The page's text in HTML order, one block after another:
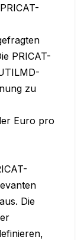
PRICAT-
zu
Euro pro
Die